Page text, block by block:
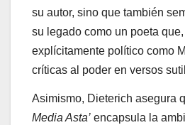
su autor, sino que también
su legado como un poeta
explícitamente político como
críticas al poder en versos
Asimismo, Dieterich asegura
Media Asta’ encapsula la